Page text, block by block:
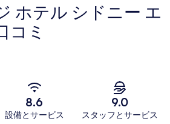
ホテル シドニー エ
コミ
8.6
設備とサービス
9.0
スタッフとサービス